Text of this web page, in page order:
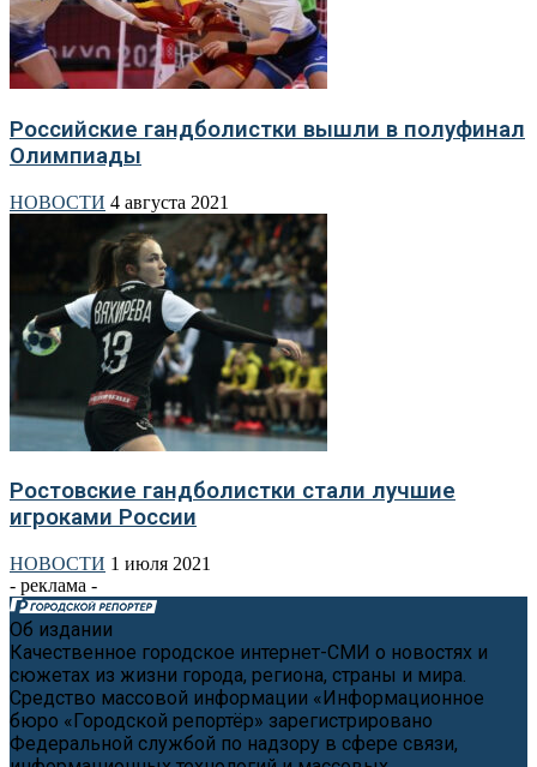
Российские гандболистки вышли в полуфинал
Олимпиады
НОВОСТИ 4 августа 2021
Ростовские гандболистки стали лучшие
игроками России
НОВОСТИ 1 июля 2021
- реклама -
Об издании
Качественное городское интернет-СМИ о новостях и
сюжетах из жизни города, региона, страны и мира.
Средство массовой информации «Информационное
бюро «Городской репортёр» зарегистрировано
Федеральной службой по надзору в сфере связи,